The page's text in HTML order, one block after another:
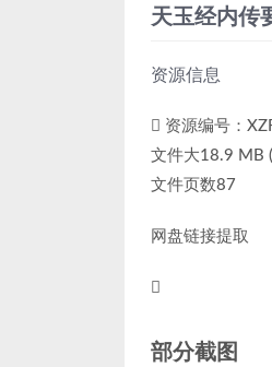
天玉经内传
资源信息
资源编号：
文件大18.9 MB
文件页数87
网盘链接提取
部分截图